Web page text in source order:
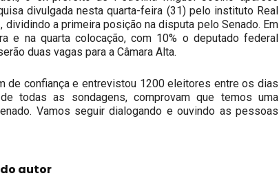
divulgada nesta quarta-feira (31) pelo instituto Real
dividindo a primeira posição na disputa pelo Senado. Em
e na quarta colocação, com 10% o deputado federal
duas vagas para a Câmara Alta.
de confiança e entrevistou 1200 eleitores entre os dias
todas as sondagens, comprovam que temos uma
Vamos seguir dialogando e ouvindo as pessoas
autor